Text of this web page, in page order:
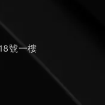
號一樓